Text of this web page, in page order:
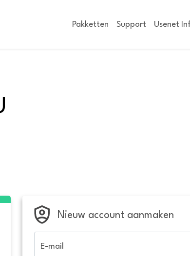
Pakketten Support Usenet
Nieuw account aanmaken
E-mail